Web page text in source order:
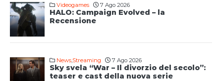
Videogames 7 Ago 2026
HALO: Campaign Evolved – la
Recensione
News,Streaming 7 Ago 2026
Sky svela “War – Il divorzio del secolo”:
teaser e cast della nuova serie